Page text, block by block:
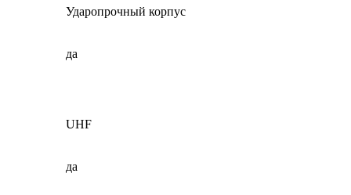
Ударопрочный корпус
да
UHF
да